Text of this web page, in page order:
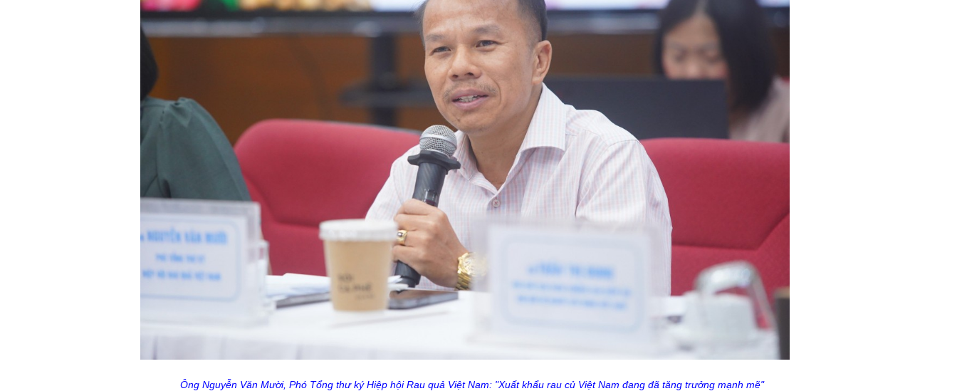
Ông Nguyễn Văn Mười, Phó Tổng thư ký Hiệp hội Rau quả Việt Nam: "Xuất khẩu rau củ Việt Nam đang đã tăng trưởng mạnh mẽ"